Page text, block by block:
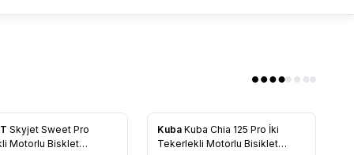
Skyjet Sweet Pro
Motorlu Bisklet
Kuba Kuba Chia 125 Pro İki
Tekerlekli Motorlu Bisiklet